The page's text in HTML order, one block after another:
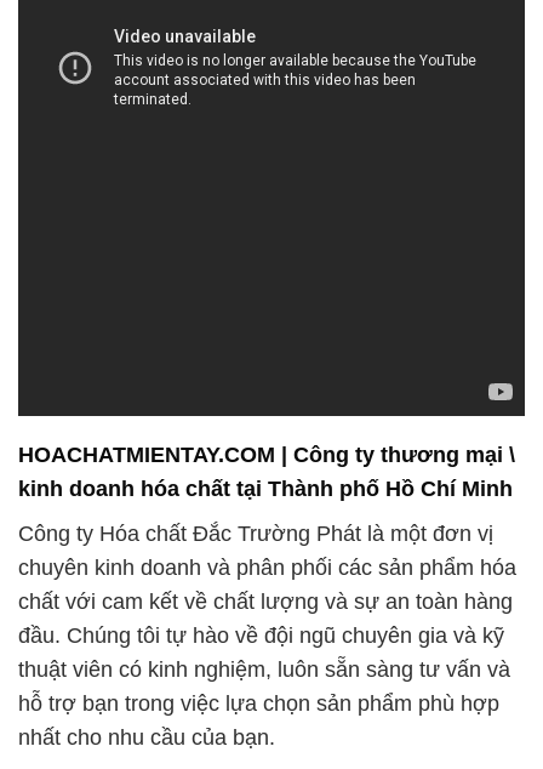
HOACHATMIENTAY.COM | Công ty thương mại \
kinh doanh hóa chất tại Thành phố Hồ Chí Minh
Công ty Hóa chất Đắc Trường Phát là một đơn vị
chuyên kinh doanh và phân phối các sản phẩm hóa
chất với cam kết về chất lượng và sự an toàn hàng
đầu. Chúng tôi tự hào về đội ngũ chuyên gia và kỹ
thuật viên có kinh nghiệm, luôn sẵn sàng tư vấn và
hỗ trợ bạn trong việc lựa chọn sản phẩm phù hợp
nhất cho nhu cầu của bạn.